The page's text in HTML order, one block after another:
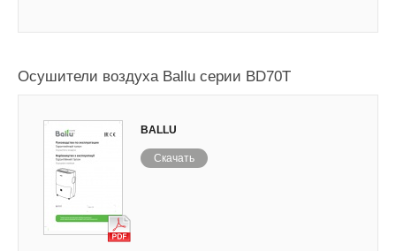
Осушители воздуха Ballu серии BD70T
BALLU
Скачать